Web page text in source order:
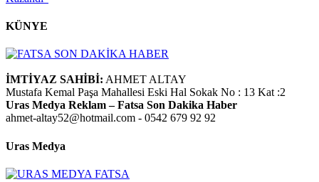
KÜNYE
İMTİYAZ SAHİBİ: AHMET ALTAY
Mustafa Kemal Paşa Mahallesi Eski Hal Sokak No : 13 Kat :2
Uras Medya Reklam – Fatsa Son Dakika Haber
ahmet-altay52@hotmail.com - 0542 679 92 92
Uras Medya